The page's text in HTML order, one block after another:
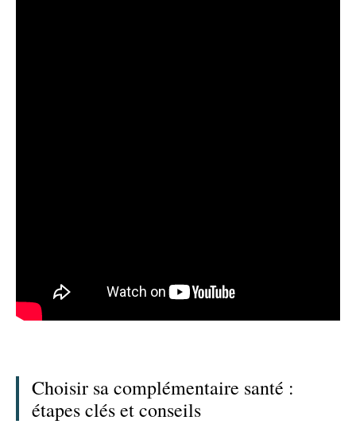
Choisir sa complémentaire santé :
étapes clés et conseils